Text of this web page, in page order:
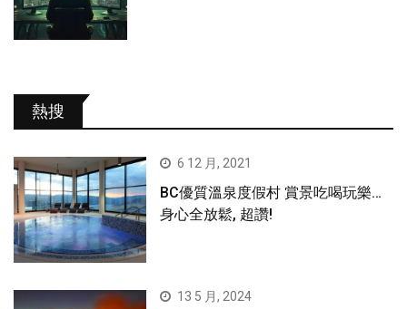
熱搜
6 12 月, 2021
BC優質溫泉度假村 賞景吃喝玩樂…
身心全放鬆, 超讚!
13 5 月, 2024